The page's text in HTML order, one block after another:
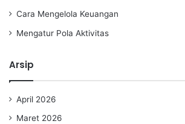
Cara Mengelola Keuangan
Mengatur Pola Aktivitas
Arsip
April 2026
Maret 2026